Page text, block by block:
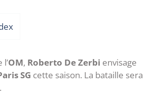
OM, Roberto De Zerbi envisage
SG cette saison. La bataille sera